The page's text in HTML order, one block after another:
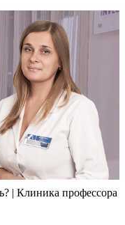
| Клиника профессора